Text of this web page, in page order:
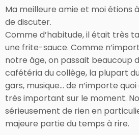
Ma meilleure amie et moi étions
de discuter.
Comme d’habitude, il était très
une frite-sauce. Comme
notre âge, on passait beaucoup
cafétéria du collège, la plupart
gars, musique… de n’importe
très important sur le moment.
sérieusement de rien en
majeure partie du temps à rire.